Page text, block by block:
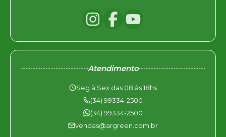
Atendimento
Seg à Sex das 08 às 18hs
(34) 99334-2500
(34) 99334-2500
vendas@argreen.com.br